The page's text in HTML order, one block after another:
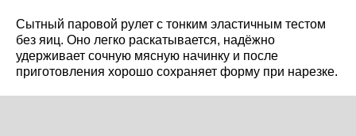
Сытный паровой рулет с тонким эластичным тестом
без яиц. Оно легко раскатывается, надёжно
удерживает сочную мясную начинку и после
приготовления хорошо сохраняет форму при нарезке.